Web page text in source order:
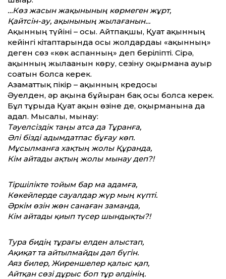
…Көз жасын жақынының көрмеген жұрт,
Қайтсін-ау, ақынының жылағанын…
Ақынның түйіні – осы. Айтпақшы, Қуат ақынның
кейінгі кітаптарында осы жолдардағы «ақынның»
деген сөз «көк аспанның» деп беріліпті. Сірә,
ақынның жылағанын көру, сезіну оқырманға ауыр
соғатын болса керек.
Азамат­тық пікір – ақынның кредосы
Әуелден, әр ақынға бұйырған бақ осы болса керек.
Бұл тұрғыда Қуат ақын өзіне де, оқырманына да
адал. Мысалы, мынау:
Тәуелсіздік таңы атса да Тұранға,
Әлі бізді адымдатпас бұғау көп.
Мұсылманға хақтың жолы Құранда,
Кім айтады ақтың жолы мынау деп?!
Тіршілікте тойым бар ма адамға,
Көкейлерде сауалдар жүр мың күпті.
Әркім өзін жөн санаған заманда,
Кім айтады қиып түсер шындықты?!
Тура бидің тұрағы елден алыстап,
Ақиқат та айтылмайды дәл бүгін.
Аяз билер, Жиреншелер қалыс қап,
Айтқан сөзі дұрыс боп тұр әлдінің.